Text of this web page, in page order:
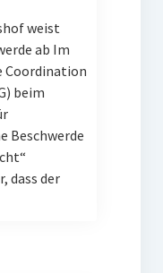
weist
ab Im
Coordination
beim
Beschwerde
dass der